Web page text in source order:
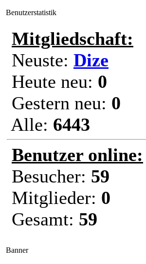
Benutzerstatistik
Mitgliedschaft:
Neuste: Dize
Heute neu: 0
Gestern neu: 0
Alle: 6443
Benutzer online:
Besucher: 59
Mitglieder: 0
Gesamt: 59
Banner